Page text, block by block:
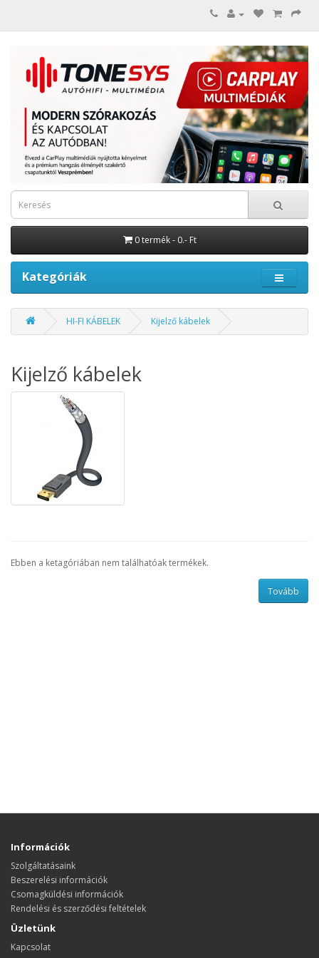
0 termék - 0.- Ft
Kategóriák
HI-FI KÁBELEK Kijelző kábelek
Kijelző kábelek
Ebben a ketagóriában nem találhatóak termékek.
Tovább
Információk
Szolgáltatásaink
Beszerelési információk
Csomagküldési információk
Rendelési és szerződési feltételek
Üzletünk
Kapcsolat